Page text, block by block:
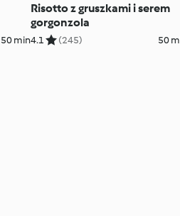
50 min
Risotto z gruszkami i serem
gorgonzola
4.1 (245) 50